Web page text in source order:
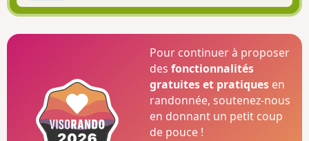
Pour continuer à proposer
desfonctionnalités
gratuites et pratiques en
randonnée, soutenez-nous
en donnant un petit coup
de pouce !